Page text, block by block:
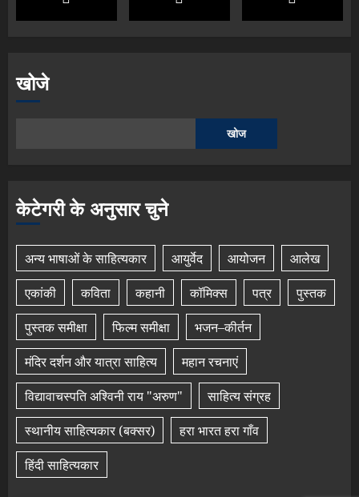
खोजे
खोज
केटेगरी के अनुसार चुने
अन्य भाषाओं के साहित्यकार आयुर्वेद आयोजन
आलेख
एकांकी
कविता कहानी कॉमिक्स पत्र
पुस्तक
पुस्तक समीक्षा
फिल्म समीक्षा
भजन–कीर्तन
मंदिर दर्शन और यात्रा साहित्य
महान रचनाएं
विद्यावाचस्पति अश्विनी राय "अरुण"
साहित्य संग्रह
स्थानीय साहित्यकार (बक्सर)
हरा भारत हरा गाँव
हिंदी साहित्यकार